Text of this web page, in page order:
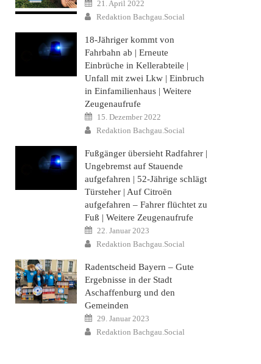
on
21. April 2022
Author
Redaktion Bachgau.Social
18-Jähriger kommt von
Fahrbahn ab | Erneute
Einbrüche in Kellerabteile |
Unfall mit zwei Lkw | Einbruch
in Einfamilienhaus | Weitere
Zeugenaufrufe
Posted
on
15. Dezember 2022
Author
Redaktion Bachgau.Social
Fußgänger übersieht Radfahrer |
Ungebremst auf Stauende
aufgefahren | 52-Jährige schlägt
Türsteher | Auf Citroën
aufgefahren – Fahrer flüchtet zu
Fuß | Weitere Zeugenaufrufe
Posted
on
22. Januar 2023
Author
Redaktion Bachgau.Social
Radentscheid Bayern – Gute
Ergebnisse in der Stadt
Aschaffenburg und den
Gemeinden
Posted
on
29. Januar 2023
Author
Redaktion Bachgau.Social